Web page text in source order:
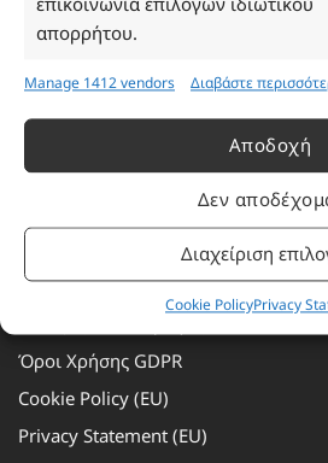
απορρήτου.
Manage 1412 vendors Διαβάστε
Αποδοχή
Δεν
Διαχείριση
Cookie PolicyPrivacy
Πληροφορίες
Πρόγραμμα Ανταμοιβής
Τρόποι Αποστολής
Όροι Χρήσης GDPR
Cookie Policy (EU)
Privacy Statement (EU)